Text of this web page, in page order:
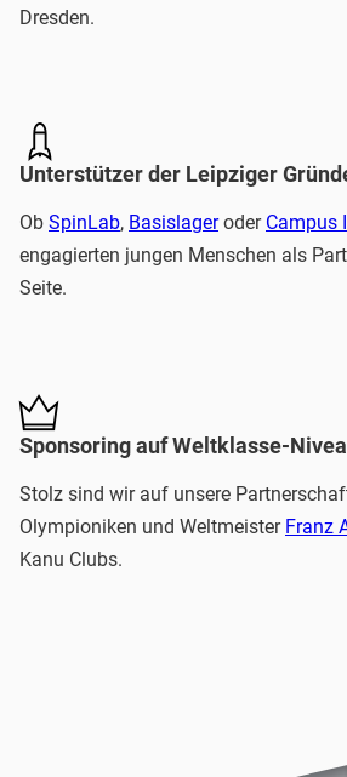
Dresden.
Unterstützer der Leipziger
Ob SpinLab, Basislageroder Campus
engagierten jungen Menschen als
Seite.
Sponsoring auf Weltklasse-
Stolz sind wir auf unsere
Olympioniken und Weltmeister Franz
Kanu Clubs.